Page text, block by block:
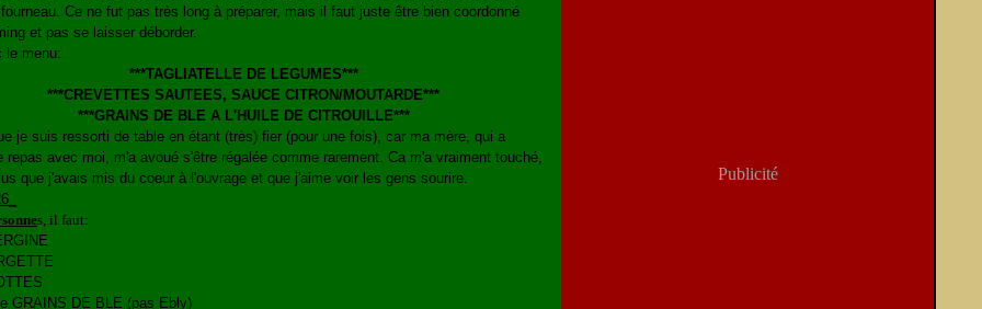
Ce ne fut pas très long à préparer, mais il faut juste être bien coordonné
et pas se laisser déborder.
le menu:
***TAGLIATELLE DE LEGUMES***
***CREVETTES SAUTEES, SAUCE CITRON/MOUTARDE***
***GRAINS DE BLE A L'HUILE DE CITROUILLE***
je suis ressorti de table en étant (très) fier (pour une fois), car ma mère, qui a
repas avec moi, m'a avoué s'être régalée comme rarement. Ca m'a vraiment touché,
que j'avais mis du coeur à l'ouvrage et que j'aime voir les gens sourire.
s, il faut:
GRAINS DE BLE (pas Ebly)
Publicité